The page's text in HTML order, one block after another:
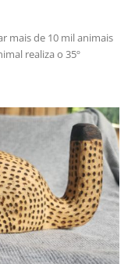
realiza o 35º